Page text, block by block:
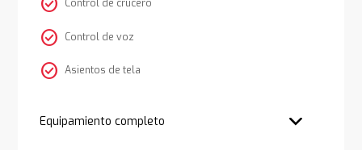
Control de crucero
check_circle Control de voz
check_circle Asientos de tela
Equipamiento completo